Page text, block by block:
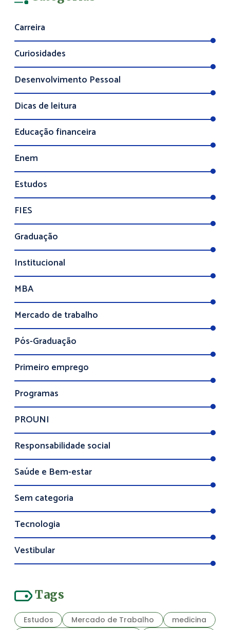
Carreira
Curiosidades
Desenvolvimento Pessoal
Dicas de leitura
Educação financeira
Enem
Estudos
FIES
Graduação
Institucional
MBA
Mercado de trabalho
Pós-Graduação
Primeiro emprego
Programas
PROUNI
Responsabilidade social
Saúde e Bem-estar
Sem categoria
Tecnologia
Vestibular
Tags
Estudos Mercado de Trabalho
medicina